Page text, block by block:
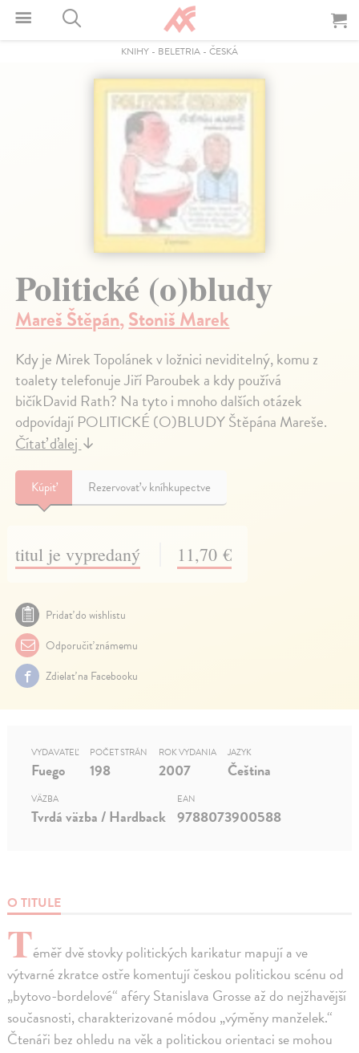
KNIHY - BELETRIA - ČESKÁ
Politické (o)bludy
Mareš Štěpán,Stoniš Marek
Kdy je Mirek Topolánek v ložnici neviditelný, komu z
toalety telefonuje Jiří Paroubek a kdy používá
bičíkDavid Rath? Na tyto i mnoho dalších otázek
odpovídají POLITICKÉ (O)BLUDY Štěpána Mareše.
Čítať ďalej ↓
Kúpiť Rezervovať v kníhkupectve
titul je vypredaný 11,70 €
Pridať do wishlistu
Odporučiť známemu
Zdielať na Facebooku
O TITULE
Téměř dvě stovky politických karikatur mapují a ve
výtvarné zkratce ostře komentují českou politickou scénu od
„bytovo-bordelové“ aféry Stanislava Grosse až do nejžhavější
současnosti, charakterizované módou „výměny manželek.“
Čtenáři bez ohledu na věk a politickou orientaci se mohou
VYDAVATEĽ
Fuego
POČET STRÁN
198
ROK VYDANIA
2007
JAZYK
Čeština
VÄZBA
Tvrdá väzba / Hardback
EAN
9788073900588